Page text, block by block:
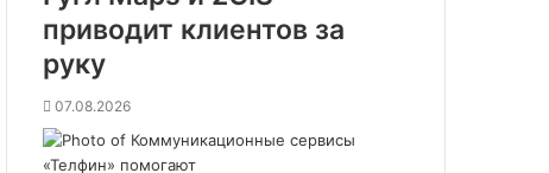
приводит клиентов за
руку
07.08.2026